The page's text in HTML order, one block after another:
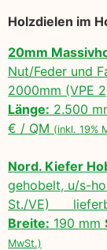
Holzdielen im
20mm
Nut/Feder und
2000mm (VPE
Länge: 2.500
€ / QM (inkl. 19%
Nord. Kiefer
gehobelt, u/s-
St./VE)
Breite: 190 mm
MwSt.)